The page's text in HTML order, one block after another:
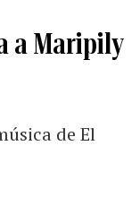
a Maripily
de El